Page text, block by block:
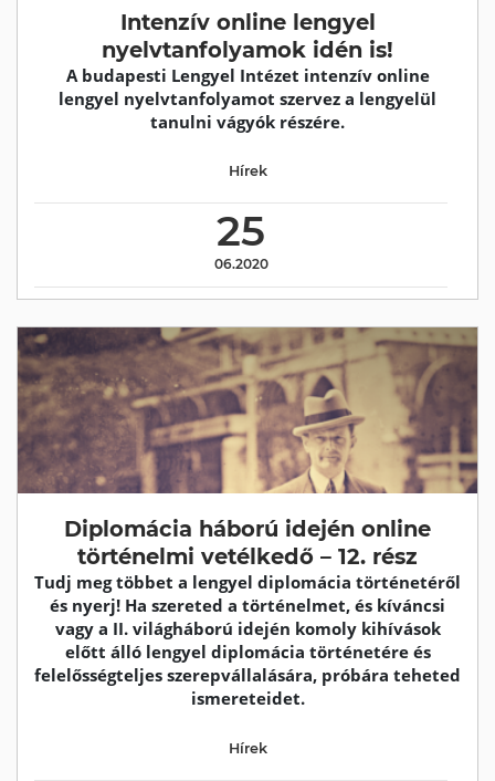
Intenzív online lengyel
nyelvtanfolyamok idén is!
A budapesti Lengyel Intézet intenzív online
lengyel nyelvtanfolyamot szervez a lengyelül
tanulni vágyók részére.
25
06.2020
Hírek
Diplomácia háború idején online
történelmi vetélkedő – 12. rész
Tudj meg többet a lengyel diplomácia történetéről
és nyerj! Ha szereted a történelmet, és kíváncsi
vagy a II. világháború idején komoly kihívások
előtt álló lengyel diplomácia történetére és
felelősségteljes szerepvállalására, próbára teheted
ismereteidet.
Hírek